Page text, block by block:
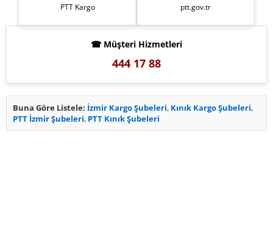
PTT Kargo ptt.gov.tr
☎ Müşteri Hizmetleri
444 17 88
Buna Göre Listele: İzmir Kargo Şubeleri, Kınık Kargo Şubeleri,
PTT İzmir Şubeleri, PTT Kınık Şubeleri